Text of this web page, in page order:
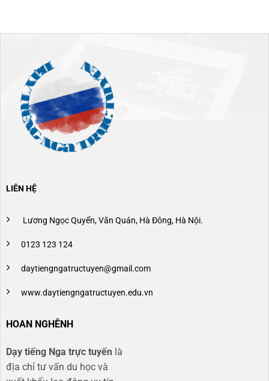
LIÊN HỆ
Lương Ngọc Quyến, Văn Quán, Hà Đông, Hà Nội.
0123 123 124
daytiengngatructuyen@gmail.com
www.daytiengngatructuyen.edu.vn
HOAN NGHÊNH
Dạy tiếng Nga trực tuyến là
địa chỉ tư vấn du học và